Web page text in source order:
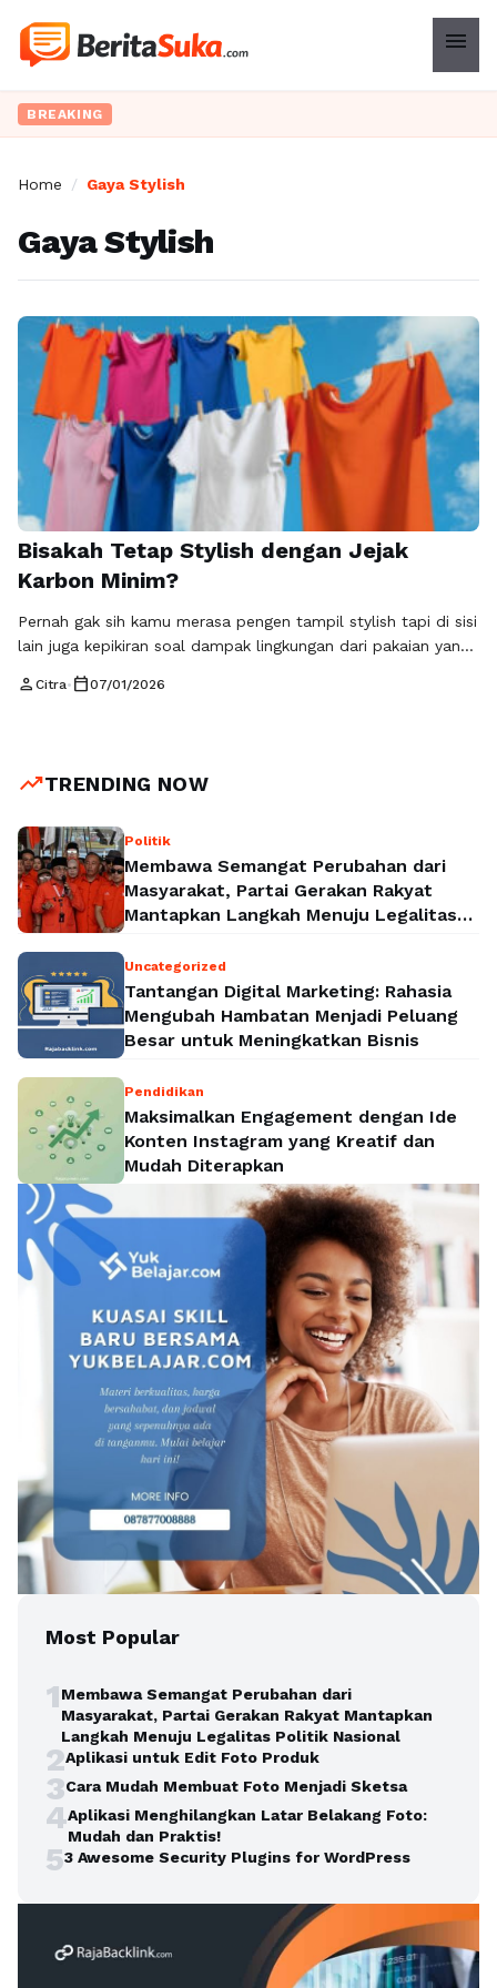
menu
BREAKING
Home / Gaya Stylish
Gaya Stylish
Bisakah Tetap Stylish dengan Jejak
Karbon Minim?
Pernah gak sih kamu merasa pengen tampil stylish tapi di sisi
lain juga kepikiran soal dampak lingkungan dari pakaian yang
karena kesadaran konsumen terhadap isu lingkungan juga
person Citra• calendar_today07/01/2026
trending_upTRENDING NOW
Politik
Membawa Semangat Perubahan dari
Masyarakat, Partai Gerakan Rakyat
Mantapkan Langkah Menuju Legalitas
Uncategorized
Tantangan Digital Marketing: Rahasia
Mengubah Hambatan Menjadi Peluang
Besar untuk Meningkatkan Bisnis
Pendidikan
Maksimalkan Engagement dengan Ide
Konten Instagram yang Kreatif dan
Mudah Diterapkan
Most Popular
1Membawa Semangat Perubahan dari
Masyarakat, Partai Gerakan Rakyat Mantapkan
Langkah Menuju Legalitas Politik Nasional
2Aplikasi untuk Edit Foto Produk
3Cara Mudah Membuat Foto Menjadi Sketsa
4Aplikasi Menghilangkan Latar Belakang Foto:
Mudah dan Praktis!
53 Awesome Security Plugins for WordPress